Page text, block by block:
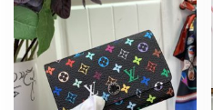
ト
ン
ド
ロ
ー